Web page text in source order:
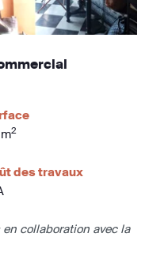
2
des travaux
en collaboration avec la